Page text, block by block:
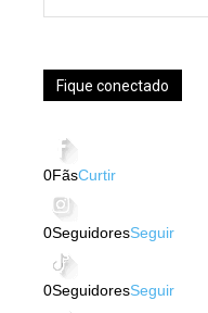
Fique conectado
0FãsCurtir
0SeguidoresSeguir
0SeguidoresSeguir